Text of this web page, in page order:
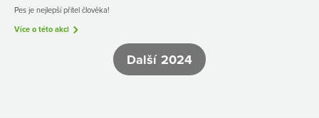
Pes je nejlepší přítel člověka!
Více o této akci
Další 2024